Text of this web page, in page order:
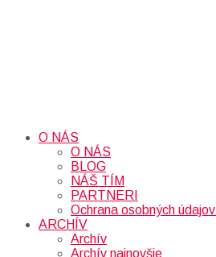
O NÁS
O NÁS
BLOG
NÁŠ TÍM
PARTNERI
Ochrana osobných
ARCHÍV
Archív
Archív najnovšie